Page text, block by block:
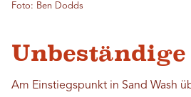
Foto: Ben Dodds
Am Einstiegspunkt in Sand Wash